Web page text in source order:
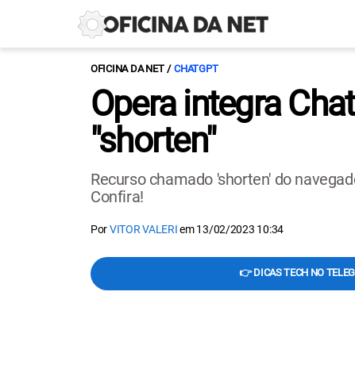
OFICINA DA NET CHATGPT
Opera integra
"shorten"
Recurso chamado 'shorten' do
Confira!
PorVITOR VALERIem13/02/2023 10:34
👉 DICAS TECH NO